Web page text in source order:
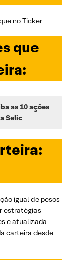
no Ticker
que
as 10 ações
Selic
igual de pesos
estratégias
e atualizada
carteira desde